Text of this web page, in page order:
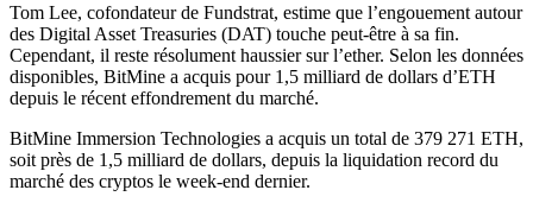
Tom Lee, cofondateur de Fundstrat, estime que l’engouement autour
des Digital Asset Treasuries (DAT) touche peut-être à sa fin.
Cependant, il reste résolument haussier sur l’ether. Selon les données
disponibles, BitMine a acquis pour 1,5 milliard de dollars d’ETH
depuis le récent effondrement du marché.
BitMine Immersion Technologies a acquis un total de 379 271 ETH,
soit près de 1,5 milliard de dollars, depuis la liquidation record du
marché des cryptos le week-end dernier.